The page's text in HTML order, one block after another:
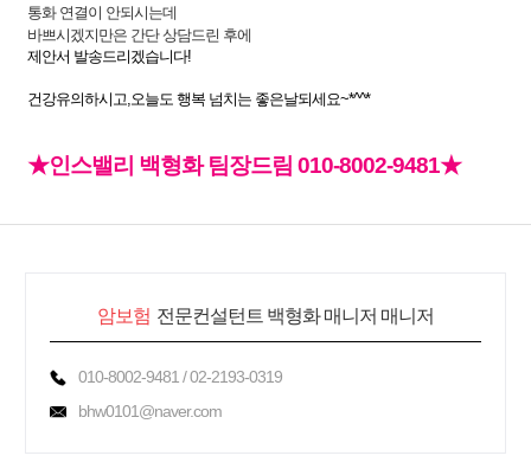
통화 연결이 안되시는데
바쁘시겠지만은 간단 상담드린 후에
제안서 발송드리겠습니다!
건강유의하시고,오늘도 행복 넘치는 좋은날되세요~*^^*
★인스밸리 백형화 팀장드림 010-8002-9481★
암보험 전문컨설턴트 백형화 매니저 매니저
010-8002-9481 / 02-2193-0319
bhw0101@naver.com